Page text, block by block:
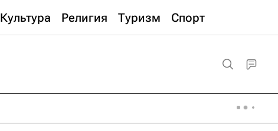
Культура Религия Туризм Спорт